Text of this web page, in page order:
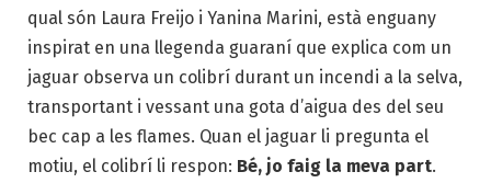
qual són Laura Freijo i Yanina Marini, està enguany
inspirat en una llegenda guaraní que explica com un
jaguar observa un colibrí durant un incendi a la selva,
transportant i vessant una gota d’aigua des del seu
bec cap a les flames. Quan el jaguar li pregunta el
motiu, el colibrí li respon: Bé, jo faig la meva part.